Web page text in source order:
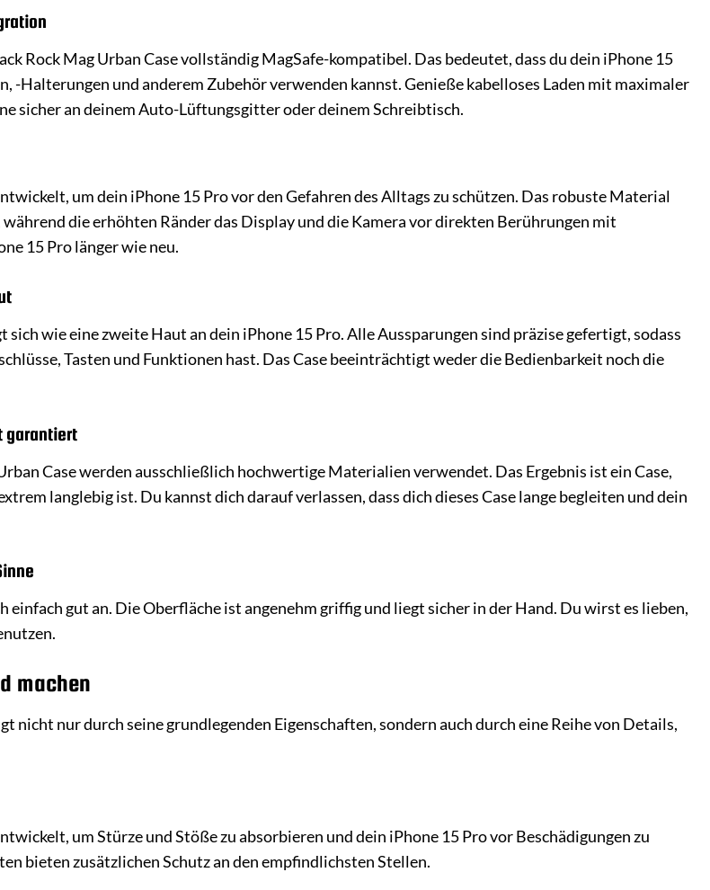
Rock Mag Urban Case vollständig MagSafe-kompatibel. Das bedeutet, dass du dein iPhone 15
-Halterungen und anderem Zubehör verwenden kannst. Genieße kabelloses Laden mit maximaler
sicher an deinem Auto-Lüftungsgitter oder deinem Schreibtisch.
um dein iPhone 15 Pro vor den Gefahren des Alltags zu schützen. Das robuste Material
die erhöhten Ränder das Display und die Kamera vor direkten Berührungen mit
15 Pro länger wie neu.
sich wie eine zweite Haut an dein iPhone 15 Pro. Alle Aussparungen sind präzise gefertigt, sodass
Tasten und Funktionen hast. Das Case beeinträchtigt weder die Bedienbarkeit noch die
garantiert
Case werden ausschließlich hochwertige Materialien verwendet. Das Ergebnis ist ein Case,
langlebig ist. Du kannst dich darauf verlassen, dass dich dieses Case lange begleiten und dein
einfach gut an. Die Oberfläche ist angenehm griffig und liegt sicher in der Hand. Du wirst es lieben,
machen
nicht nur durch seine grundlegenden Eigenschaften, sondern auch durch eine Reihe von Details,
um Stürze und Stöße zu absorbieren und dein iPhone 15 Pro vor Beschädigungen zu
bieten zusätzlichen Schutz an den empfindlichsten Stellen.